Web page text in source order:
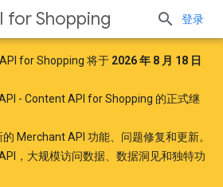
for Shopping 登录
for Shopping 将于 2026 年 8 月 18 日
- Content API for Shopping 的正式继
的 Merchant API 功能、问题修复和更新。
，大规模访问数据、数据洞见和独特功